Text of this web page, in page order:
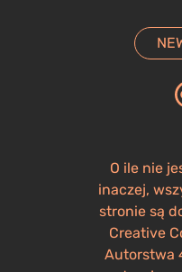
O ile nie
inaczej,
stronie są
Creative
Autorstwa